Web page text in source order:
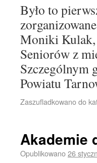
Było to
Moniki Kulak,
Seniorów z
Szczególnym
Powiatu
Zaszufladkowano do
Akademie
Opublikowano26